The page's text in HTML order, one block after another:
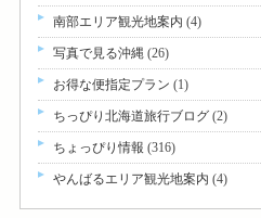
南部エリア観光地案内 (4)
写真で見る沖縄 (26)
お得な便指定プラン (1)
ちっぴり北海道旅行ブログ (2)
ちょっぴり情報 (316)
やんばるエリア観光地案内 (4)